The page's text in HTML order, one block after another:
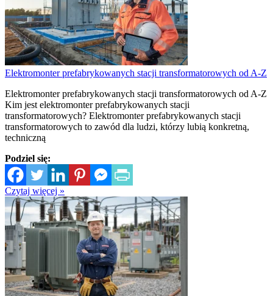
Elektromonter prefabrykowanych stacji transformatorowych od A-Z
Elektromonter prefabrykowanych stacji transformatorowych od A-Z
Kim jest elektromonter prefabrykowanych stacji
transformatorowych? Elektromonter prefabrykowanych stacji
transformatorowych to zawód dla ludzi, którzy lubią konkretną,
techniczną
Podziel się:
Czytaj więcej »